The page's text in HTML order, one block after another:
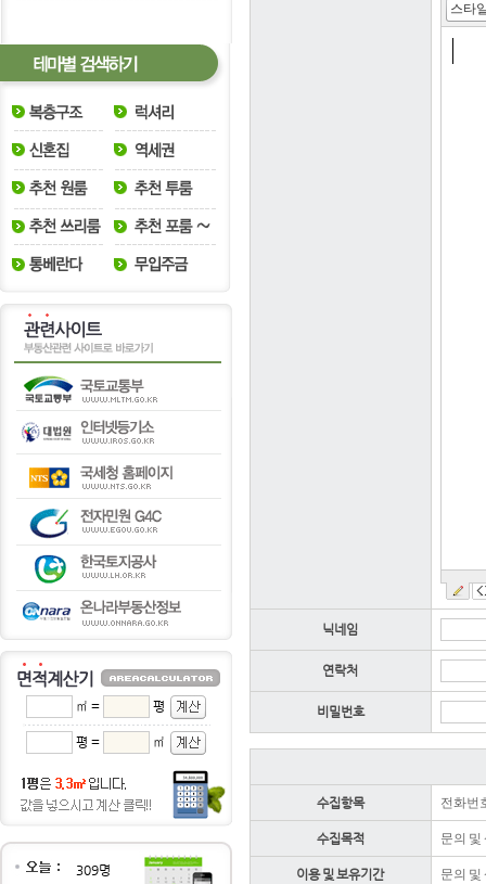
㎡ = 평
평 = ㎡
309명
스타
닉네임
연락처
비밀번호
수집항목 전화번
수집목적 문의 및
이용 및 보유기간 문의 및